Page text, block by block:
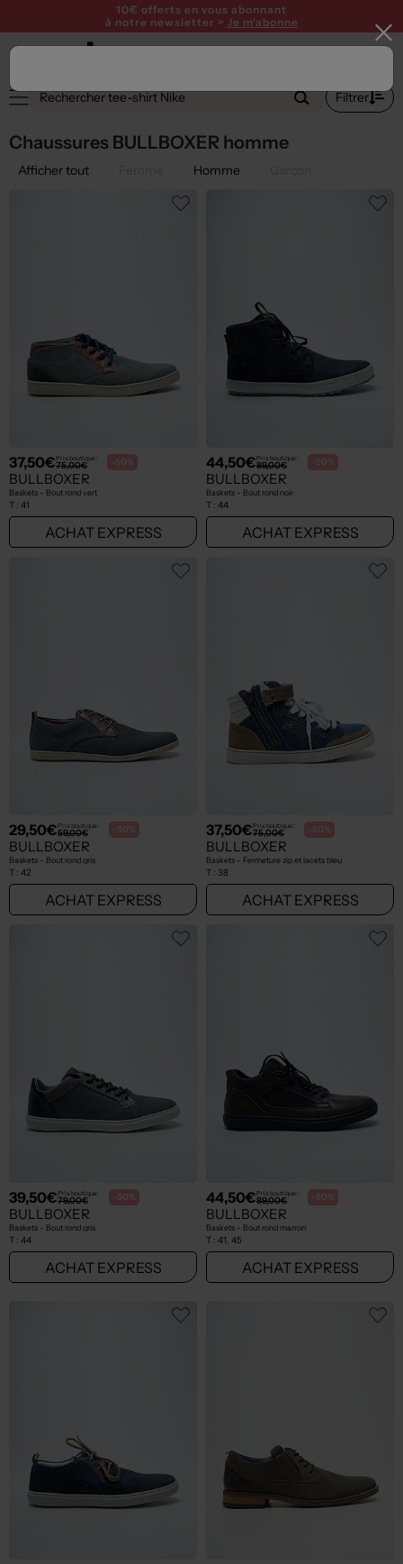
10€ offerts en vous abonnant
à notre newsletter > Je m'abonne
Filtrer
Chaussures BULLBOXER homme
Afficher tout Homme
37,50€Prix boutique :
75,00€ -50%
BULLBOXER
Baskets - Bout rond vert
T : 41
ACHAT EXPRESS
44,50€Prix boutique :
89,00€ -50%
BULLBOXER
Baskets - Bout rond noir
T : 44
ACHAT EXPRESS
29,50€Prix boutique :
59,00€ -50%
BULLBOXER
Baskets - Bout rond gris
T : 42
ACHAT EXPRESS
37,50€Prix boutique :
75,00€ -50%
BULLBOXER
Baskets - Fermeture zip et lacets bleu
T : 38
ACHAT EXPRESS
39,50€Prix boutique :
79,00€ -50%
BULLBOXER
Baskets - Bout rond gris
T : 44
ACHAT EXPRESS
44,50€Prix boutique :
89,00€ -50%
BULLBOXER
Baskets - Bout rond marron
T : 41, 45
ACHAT EXPRESS